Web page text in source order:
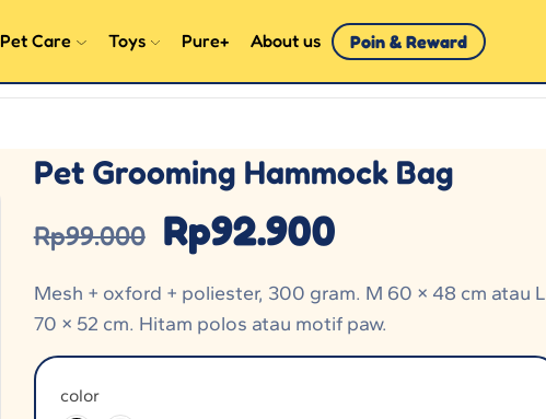
Pet Care Toys Pure+ About us Poin & Reward
Pet Grooming Hammock Bag
Rp99.000 Rp92.900
Mesh + oxford + poliester, 300 gram. M 60 × 48 cm atau L
70 × 52 cm. Hitam polos atau motif paw.
color